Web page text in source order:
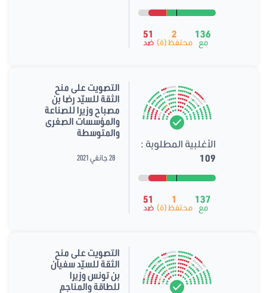
136
مع
2
محتفظ(ة)
51
ضد
الأغلبية المطلوبة :
109
137
مع
1
محتفظ(ة)
51
ضد
التصويت على منح
الثقة للسيّد رضا بن
مصباح وزيرا للصناعة
والمؤسسات الصغرى
والمتوسطة
28 جانفي 2021
التصويت على منح
الثقة للسيّد سفيان
بن تونس وزيرا
للطاقة والمناجم